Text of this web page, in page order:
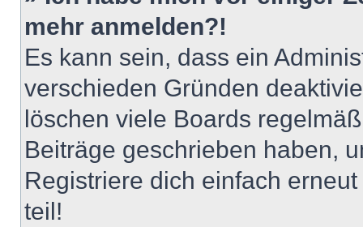
mehr anmelden?!
Es kann sein, dass ein
verschieden Gründen
löschen viele Boards
Beiträge geschrieben haben,
Registriere dich einfach
teil!